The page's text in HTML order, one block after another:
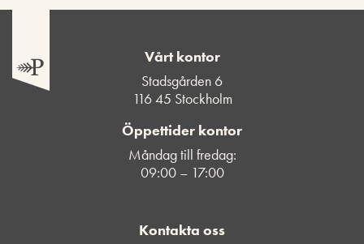
Vårt kontor
Stadsgården 6
116 45 Stockholm
Öppettider kontor
Måndag till fredag:
09:00 – 17:00
Kontakta oss